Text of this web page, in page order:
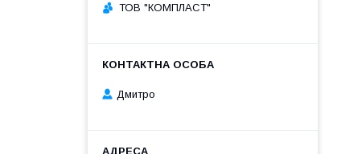
ТОВ "КОМПЛАСТ"
Дмитро